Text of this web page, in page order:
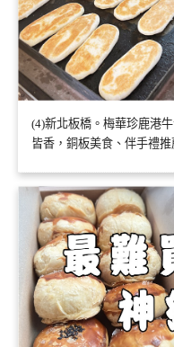
(4)新北板橋。梅華珍鹿港
皆香，銅板美食、伴手禮推